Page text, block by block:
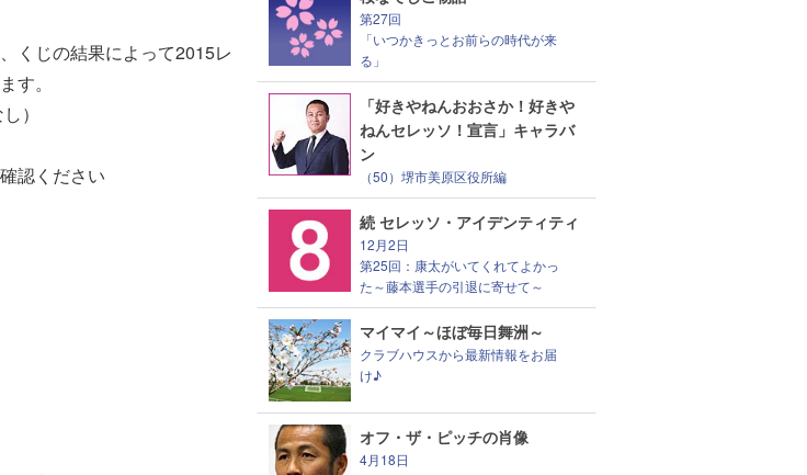
くじの結果によって2015レ
す。
）
認ください
第27回
「いつかきっとお前らの時代が来
る」
「好きやねんおおさか！好きや
ねんセレッソ！宣言」キャラバ
ン
（50）堺市美原区役所編
続 セレッソ・アイデンティティ
12月2日
第25回：康太がいてくれてよかっ
た～藤本選手の引退に寄せて～
マイマイ～ほぼ毎日舞洲～
クラブハウスから最新情報をお届
け♪
オフ・ザ・ピッチの肖像
4月18日